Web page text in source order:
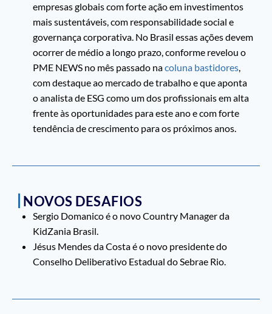
empresas globais com forte ação em investimentos
mais sustentáveis, com responsabilidade social e
governança corporativa. No Brasil essas ações devem
ocorrer de médio a longo prazo, conforme revelou o
PME NEWS no mês passado nacoluna bastidores,
com destaque ao mercado de trabalho e que aponta
o analista de ESG como um dos profissionais em alta
frente às oportunidades para este ano e com forte
tendência de crescimento para os próximos anos.
NOVOS DESAFIOS
Sergio Domanico é o novo Country Manager da
KidZania Brasil.
Jésus Mendes da Costa é o novo presidente do
Conselho Deliberativo Estadual do Sebrae Rio.